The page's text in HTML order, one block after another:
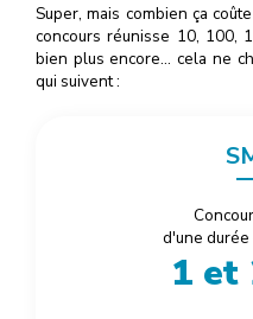
Super, mais combien ça
concours réunisse 10, 100, 1
bien plus encore… cela ne
qui suivent :
d'une
1 et